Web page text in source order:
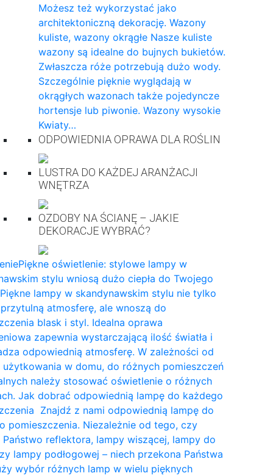
Możesz też wykorzystać jako
architektoniczną dekorację. Wazony
kuliste, wazony okrągłe Nasze kuliste
wazony są idealne do bujnych bukietów.
Zwłaszcza róże potrzebują dużo wody.
Szczególnie pięknie wyglądają w
okrągłych wazonach także pojedyncze
hortensje lub piwonie. Wazony wysokie
Kwiaty…
ODPOWIEDNIA OPRAWA DLA ROŚLIN
LUSTRA DO KAŻDEJ ARANŻACJI
WNĘTRZA
OZDOBY NA ŚCIANĘ – JAKIE
DEKORACJE WYBRAĆ?
Piękne oświetlenie: stylowe lampy w
stylu wniosą dużo ciepła do Twojego
lampy w skandynawskim stylu nie tylko
atmosferę, ale wnoszą do
blask i styl. Idealna oprawa
zapewnia wystarczającą ilość światła i
odpowiednią atmosferę. W zależności od
użytkowania w domu, do różnych pomieszczeń
należy stosować oświetlenie o różnych
Jak dobrać odpowiednią lampę do każdego
Znajdź z nami odpowiednią lampę do
pomieszczenia. Niezależnie od tego, czy
Państwo reflektora, lampy wiszącej, lampy do
lampy podłogowej – niech przekona Państwa
wybór różnych lamp w wielu pięknych